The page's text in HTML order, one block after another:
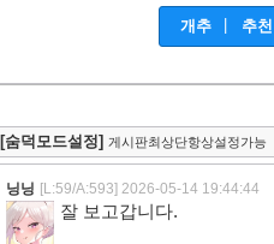
개추 | 추천
[숨덕모드설정] 게시판최상단항상설정가능
닝닝 [L:59/A:593] 2026-05-14 19:44:44
잘 보고갑니다.